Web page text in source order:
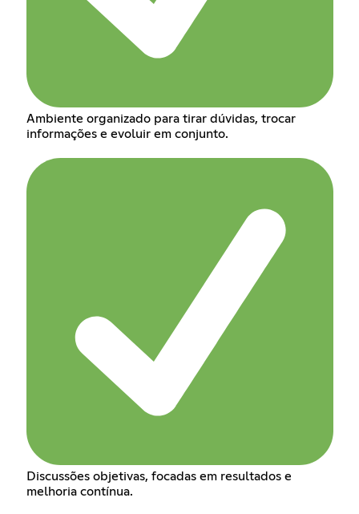
Ambiente organizado para tirar dúvidas, trocar
informações e evoluir em conjunto.
Discussões objetivas, focadas em resultados e
melhoria contínua.